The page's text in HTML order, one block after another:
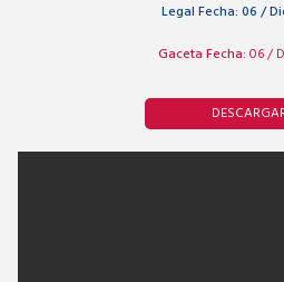
Legal Fecha: 06 /
Gaceta Fecha: 06 /